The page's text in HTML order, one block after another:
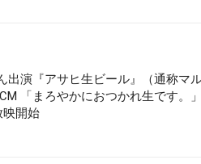
出演『アサヒ生ビール』（通称マ
「まろやかにおつかれ生です。」
映開始